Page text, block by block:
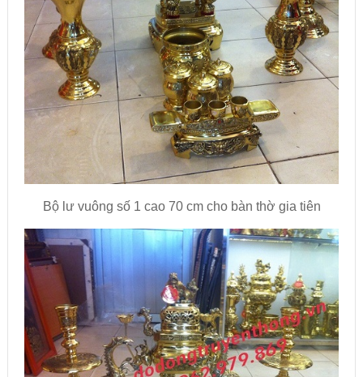
Bộ lư vuông số 1 cao 70 cm cho bàn thờ gia tiên